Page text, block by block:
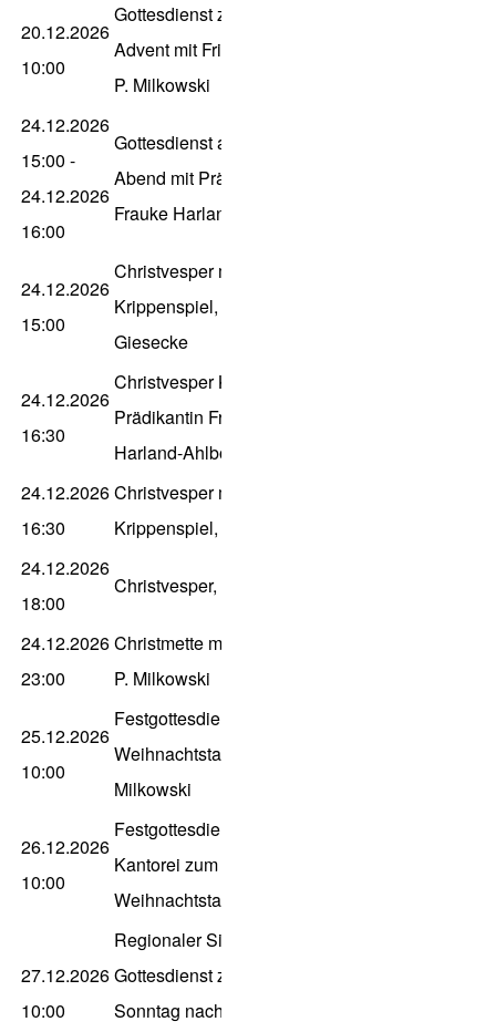
20.12.2026
10:00
Gottesdienst zum 4.
Advent mit Friedenslicht,
P. Milkowski
24.12.2026
15:00 -
24.12.2026
16:00
Gottesdienst am Heilig
Abend mit Prädikantin
Frauke Harland-Ahlborn
24.12.2026
15:00
Christvesper mit Kinder-
Krippenspiel, Dn
Giesecke
24.12.2026
16:30
Christvesper K.H. mit
Prädikantin Frauke
Harland-Ahlborn
24.12.2026
16:30
Christvesper mit
Krippenspiel, P. Gleitz
24.12.2026
18:00
Christvesper, P. Gleitz
24.12.2026
23:00
Christmette mit Kantorei,
P. Milkowski
25.12.2026
10:00
Festgottesdienst zum 1.
Weihnachtstag, P.
Milkowski
26.12.2026
10:00
Festgottesdienst mit
Kantorei zum 2.
Weihnachtstag, P. Gleitz
27.12.2026
10:00
Regionaler Sing-
Gottesdienst zum 1.
Sonntag nach